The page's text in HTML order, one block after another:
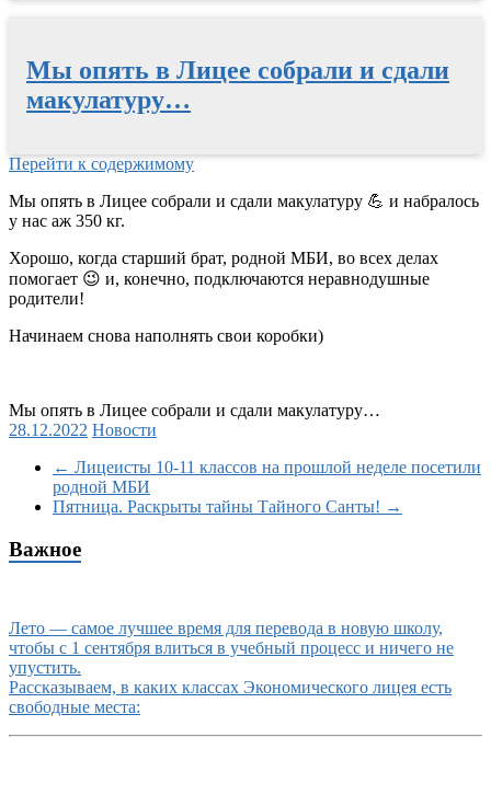
Мы опять в Лицее собрали и сдали
макулатуру…
Перейти к содержимому
Мы опять в Лицее собрали и сдали макулатуру 💪 и набралось
у нас аж 350 кг.
Хорошо, когда старший брат, родной МБИ, во всех делах
помогает 😉 и, конечно, подключаются неравнодушные
родители!
Начинаем снова наполнять свои коробки)
Мы опять в Лицее собрали и сдали макулатуру…
28.12.2022 Новости
← Лицеисты 10-11 классов на прошлой неделе посетили
родной МБИ
Пятница. Раскрыты тайны Тайного Санты! →
Важное
Лето — самое лучшее время для перевода в новую школу,
чтобы с 1 сентября влиться в учебный процесс и ничего не
упустить.
Рассказываем, в каких классах Экономического лицея есть
свободные места: